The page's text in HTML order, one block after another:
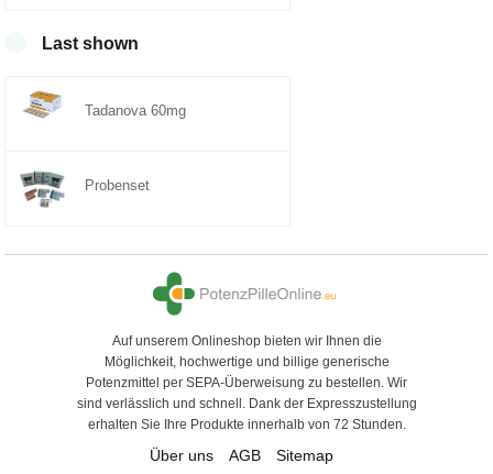
Last shown
Tadanova 60mg
Probenset
Auf unserem Onlineshop bieten wir Ihnen die
Möglichkeit, hochwertige und billige generische
Potenzmittel per SEPA-Überweisung zu bestellen. Wir
sind verlässlich und schnell. Dank der Expresszustellung
erhalten Sie Ihre Produkte innerhalb von 72 Stunden.
Über uns AGB Sitemap